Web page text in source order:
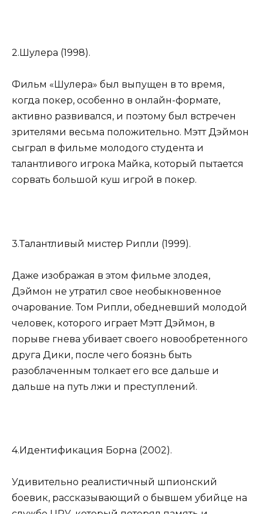
2.Шулера (1998).
Фильм «Шулера» был выпущен в то время,
когда покер, особенно в онлайн-формате,
активно развивался, и поэтому был встречен
зрителями весьма положительно. Мэтт Дэймон
сыграл в фильме молодого студента и
талантливого игрока Майка, который пытается
сорвать большой куш игрой в покер.
3.Талантливый мистер Рипли (1999).
Даже изображая в этом фильме злодея,
Дэймон не утратил свое необыкновенное
очарование. Том Рипли, обедневший молодой
человек, которого играет Мэтт Дэймон, в
порыве гнева убивает своего новообретенного
друга Дики, после чего боязнь быть
разоблаченным толкает его все дальше и
дальше на путь лжи и преступлений.
4.Идентификация Борна (2002).
Удивительно реалистичный шпионский
боевик, рассказывающий о бывшем убийце на